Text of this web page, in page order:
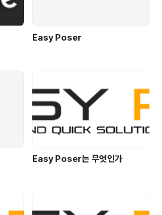
Easy Poser
Easy Poser는 무엇인가